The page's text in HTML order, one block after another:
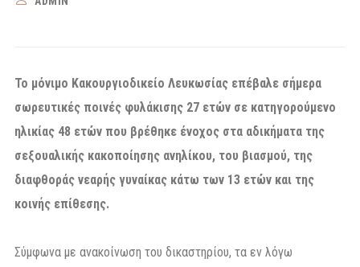
Το μόνιμο Κακουργιοδικείο Λευκωσίας επέβαλε σήμερα
σωρευτικές ποινές φυλάκισης 27 ετών σε κατηγορούμενο
ηλικίας 48 ετών που βρέθηκε ένοχος στα αδικήματα της
σεξουαλικής κακοποίησης ανηλίκου, του βιασμού, της
διαφθοράς νεαρής γυναίκας κάτω των 13 ετών και της
κοινής επίθεσης.
Σύμφωνα με ανακοίνωση του δικαστηρίου, τα εν λόγω